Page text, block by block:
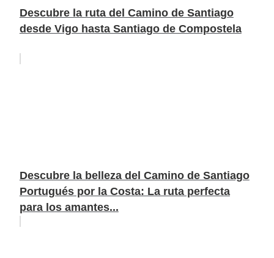
Descubre la ruta del Camino de Santiago
desde Vigo hasta Santiago de Compostela
Descubre la belleza del Camino de Santiago
Portugués por la Costa: La ruta perfecta
para los amantes...